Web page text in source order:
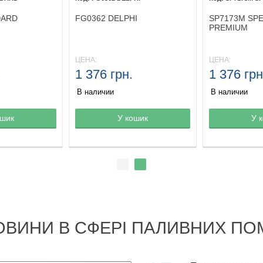
Товар в корзине
FG0362 DELPHI
ЦЕНА:
1 376 грн.
В наличии
У кошик Товар в
SP7173M
PREMIUM
ЦЕНА:
1 376
В наличии
У
В СФЕРІ ПАЛИВНИХ